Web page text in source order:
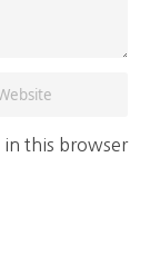
in this browser